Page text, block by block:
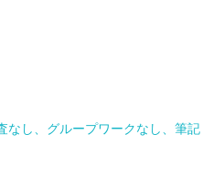
なし、グループワークなし、筆記